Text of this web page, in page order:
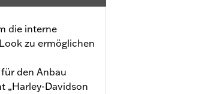
die interne
zu ermöglichen
den Anbau
„Harley-Davidson